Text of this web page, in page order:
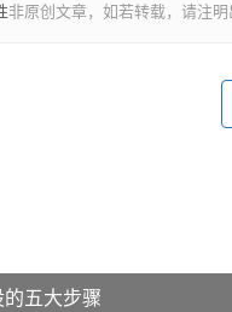
非原创文章，如若转载，请注明
五大步骤